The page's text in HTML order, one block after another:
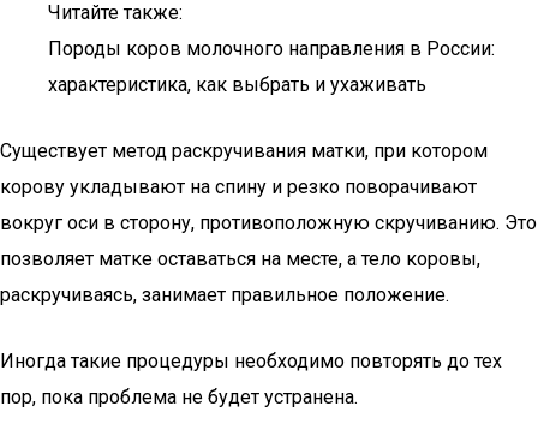
Читайте также:
Породы коров молочного направления в России:
характеристика, как выбрать и ухаживать
Существует метод раскручивания матки, при котором
корову укладывают на спину и резко поворачивают
вокруг оси в сторону, противоположную скручиванию. Это
позволяет матке оставаться на месте, а тело коровы,
раскручиваясь, занимает правильное положение.
Иногда такие процедуры необходимо повторять до тех
пор, пока проблема не будет устранена.